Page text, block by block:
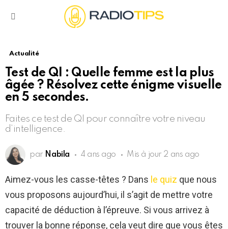
Actualité
Test de QI : Quelle femme est la plus
âgée ? Résolvez cette énigme visuelle
en 5 secondes.
Faites ce test de QI pour connaître votre niveau
d’intelligence.
par Nabila 4 ans ago Mis à jour 2 ans ago
Aimez-vous les casse-têtes ? Dans le quiz que nous
vous proposons aujourd’hui, il s’agit de mettre votre
capacité de déduction à l’épreuve. Si vous arrivez à
trouver la bonne réponse, cela veut dire que vous êtes